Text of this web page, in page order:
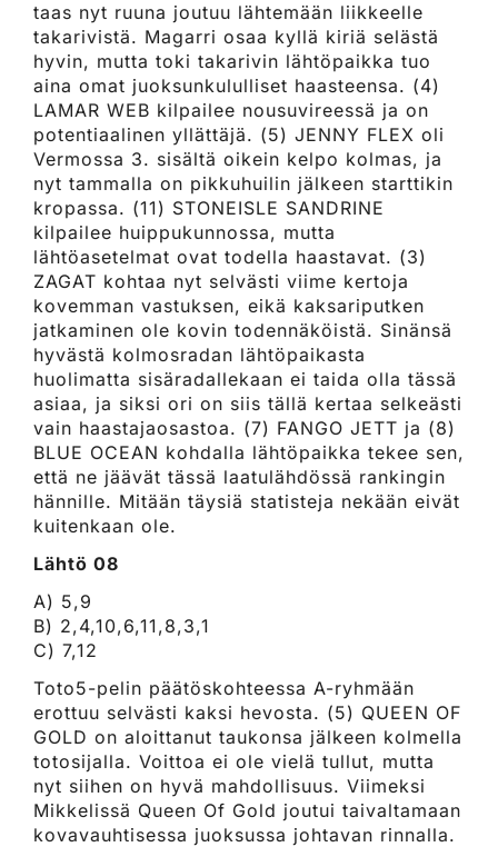
taas nyt ruuna joutuu lähtemään liikkeelle
takarivistä. Magarri osaa kyllä kiriä selästä
hyvin, mutta toki takarivin lähtöpaikka tuo
aina omat juoksunkululliset haasteensa. (4)
LAMAR WEB kilpailee nousuvireessä ja on
potentiaalinen yllättäjä. (5) JENNY FLEX oli
Vermossa 3. sisältä oikein kelpo kolmas, ja
nyt tammalla on pikkuhuilin jälkeen starttikin
kropassa. (11) STONEISLE SANDRINE
kilpailee huippukunnossa, mutta
lähtöasetelmat ovat todella haastavat. (3)
ZAGAT kohtaa nyt selvästi viime kertoja
kovemman vastuksen, eikä kaksariputken
jatkaminen ole kovin todennäköistä. Sinänsä
hyvästä kolmosradan lähtöpaikasta
huolimatta sisäradallekaan ei taida olla tässä
asiaa, ja siksi ori on siis tällä kertaa selkeästi
vain haastajaosastoa. (7) FANGO JETT ja (8)
BLUE OCEAN kohdalla lähtöpaikka tekee sen,
että ne jäävät tässä laatulähdössä rankingin
hännille. Mitään täysiä statisteja nekään eivät
kuitenkaan ole.
Lähtö 08
A) 5,9
B) 2,4,10,6,11,8,3,1
C) 7,12
Toto5-pelin päätöskohteessa A-ryhmään
erottuu selvästi kaksi hevosta. (5) QUEEN OF
GOLD on aloittanut taukonsa jälkeen kolmella
totosijalla. Voittoa ei ole vielä tullut, mutta
nyt siihen on hyvä mahdollisuus. Viimeksi
Mikkelissä Queen Of Gold joutui taivaltamaan
kovavauhtisessa juoksussa johtavan rinnalla.